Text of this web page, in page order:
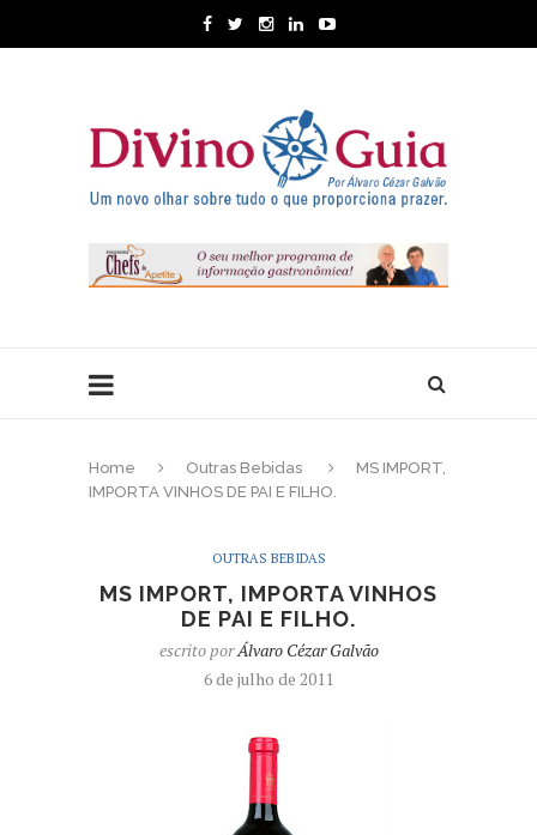
Home Outras Bebidas
MS IMPORT,
IMPORTA VINHOS DE PAI E FILHO.
OUTRAS BEBIDAS
MS IMPORT, IMPORTA VINHOS
DE PAI E FILHO.
escrito porÁlvaro Cézar Galvão
6 de julho de 2011